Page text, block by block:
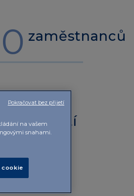
zaměstnanců
oblastí
na vašem
snahami.
cookie
Pokračovat bez přijetí